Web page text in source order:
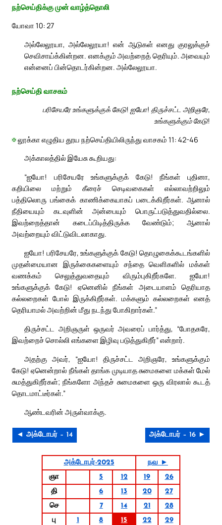
நற்செய்திக்கு முன் வாழ்த்தொலி
யோவா 10: 27
அல்லேலூயா, அல்லேலூயா! என் ஆடுகள் எனது குரலுக்குச்
செவிசாய்க்கின்றன. எனக்கும் அவற்றைத் தெரியும். அவையும்
என்னைப் பின்தொடர்கின்றன. அல்லேலூயா.
நற்செய்தி வாசகம்
பரிசேயரே உங்களுக்குக் கேடு! ஐயோ! திருச்சட்ட அறிஞரே,
உங்களுக்கும் கேடு!
✠லூக்கா எழுதிய தூய நற்செய்தியிலிருந்து வாசகம் 11: 42-46
அக்காலத்தில் இயேசு கூறியது:
“ஐயோ! பரிசேயரே உங்களுக்குக் கேடு! நீங்கள் புதினா,
கறியிலை மற்றும் கீரைச் செடிவகைகள் எல்லாவற்றிலும்
பத்திலொரு பங்கைக் காணிக்கையாகப் படைக்கிறீர்கள். ஆனால்
நீதியையும் கடவுளின் அன்பையும் பொருட்படுத்துவதில்லை.
இவற்றைத்தான் கடைப்பிடித்திருக்க வேண்டும்; ஆனால்
அவற்றையும் விட்டுவிடலாகாது.
ஐயோ! பரிசேயரே, உங்களுக்குக் கேடு! தொழுகைக்கூடங்களில்
முதன்மையான இருக்கைகளையும் சந்தை வெளிகளில் மக்கள்
வணக்கம் செலுத்துவதையும் விரும்புகிறீர்களே. ஐயோ!
உங்களுக்குக் கேடு! ஏனெனில் நீங்கள் அடையாளம் தெரியாத
கல்லறைகள் போல் இருக்கிறீர்கள். மக்களும் கல்லறைகள் எனத்
தெரியாமல் அவற்றின் மீது நடந்து போகிறார்கள்.”
திருச்சட்ட அறிஞருள் ஒருவர் அவரைப் பார்த்து, “போதகரே,
இவற்றைச் சொல்லி எங்களை இழிவு படுத்துகிறீர்” என்றார்.
அதற்கு அவர், “ஐயோ! திருச்சட்ட அறிஞரே, உங்களுக்கும்
கேடு! ஏனென்றால் நீங்கள் தாங்க முடியாத சுமைகளை மக்கள் மேல்
சுமத்துகிறீர்கள்; நீங்களோ அந்தச் சுமைகளை ஒரு விரலால் கூடத்
தொடமாட்டீர்கள்.”
ஆண்டவரின் அருள்வாக்கு.
◄ அக்டோபர் – 14 அக்டோபர் – 16 ►
அக்டோபர்-2025
நவ ►
ஞா
5 12 19
26
தி
6 13 20
27
செ
7 14 21
28
பு
1 8 15 22
29